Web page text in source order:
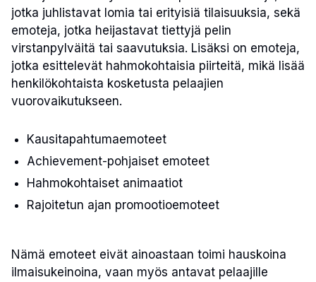
jotka juhlistavat lomia tai erityisiä tilaisuuksia, sekä
emoteja, jotka heijastavat tiettyjä pelin
virstanpylväitä tai saavutuksia. Lisäksi on emoteja,
jotka esittelevät hahmokohtaisia piirteitä, mikä lisää
henkilökohtaista kosketusta pelaajien
vuorovaikutukseen.
Kausitapahtumaemoteet
Achievement-pohjaiset emoteet
Hahmokohtaiset animaatiot
Rajoitetun ajan promootioemoteet
Nämä emoteet eivät ainoastaan toimi hauskoina
ilmaisukeinoina, vaan myös antavat pelaajille